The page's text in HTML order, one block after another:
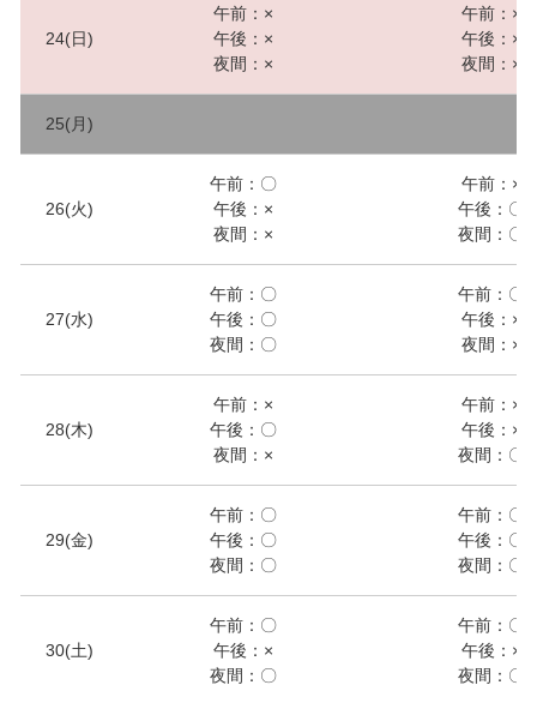
24(日)
午前：×
午後：×
夜間：×
午前：×
午後：×
夜間：×
25(月)
26(火)
午前：〇
午後：×
夜間：×
午前：×
午後：〇
夜間：〇
27(水)
午前：〇
午後：〇
夜間：〇
午前：〇
午後：×
夜間：×
28(木)
午前：×
午後：〇
夜間：×
午前：×
午後：×
夜間：〇
29(金)
午前：〇
午後：〇
夜間：〇
午前：〇
午後：〇
夜間：〇
30(土)
午前：〇
午後：×
夜間：〇
午前：〇
午後：×
夜間：〇